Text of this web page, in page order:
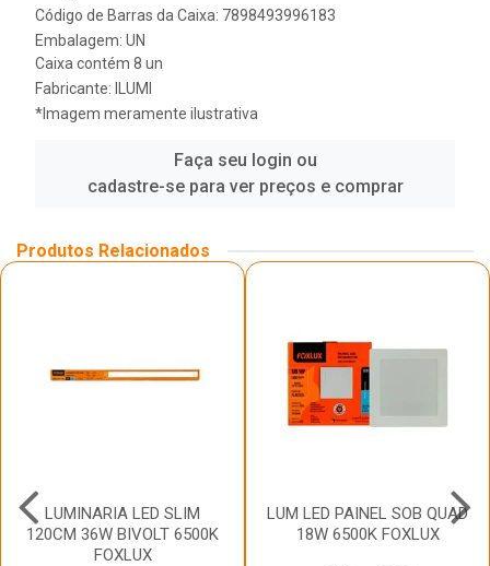
Código de Barras da Caixa: 7898493996183
Embalagem: UN
Caixa contém 8 un
Fabricante:
ILUMI
*Imagem meramente ilustrativa
Faça seu login ou
cadastre-se para ver preços e comprar
Produtos Relacionados
LUMINARIA LED SLIM
120CM 36W BIVOLT 6500K
FOXLUX
LUM LED PAINEL SOB QUAD
18W 6500K FOXLUX